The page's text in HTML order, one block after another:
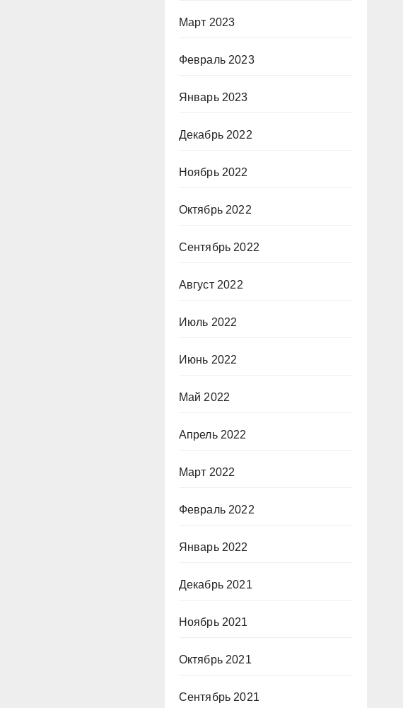
Март 2023
Февраль 2023
Январь 2023
Декабрь 2022
Ноябрь 2022
Октябрь 2022
Сентябрь 2022
Август 2022
Июль 2022
Июнь 2022
Май 2022
Апрель 2022
Март 2022
Февраль 2022
Январь 2022
Декабрь 2021
Ноябрь 2021
Октябрь 2021
Сентябрь 2021